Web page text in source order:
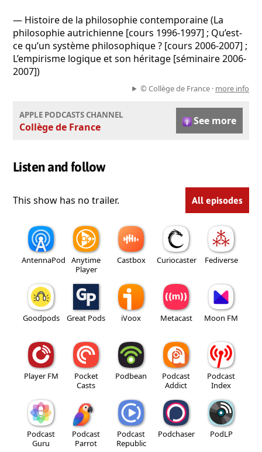
— Histoire de la philosophie contemporaine (La
philosophie autrichienne [cours 1996-1997] ; Qu’est-
ce qu’un système philosophique ? [cours 2006-2007] ;
L’empirisme logique et son héritage [séminaire 2006-
2007])
© Collège de France · more info
APPLE PODCASTS CHANNEL
Collège de France See more
Listen and follow
This show has no trailer. All episodes
AntennaPod
Anytime
Player
Castbox Curiocaster Fediverse
Goodpods Great Pods iVoox Metacast Moon FM
Player FM
Pocket
Casts
Podbean
Podcast
Addict
Podcast
Index
Podcast
Guru
Podcast
Parrot
Podcast
Republic
Podchaser PodLP